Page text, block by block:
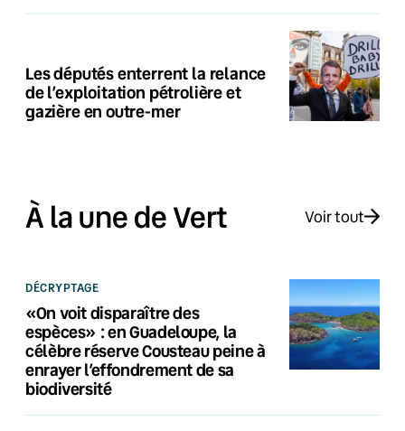
Les députés enterrent la relance
de l’exploitation pétrolière et
gazière en outre-mer
À la une de Vert Voir tout
DÉCRYPTAGE
«On voit disparaître des
espèces» : en Guadeloupe, la
célèbre réserve Cousteau peine à
enrayer l’effondrement de sa
biodiversité